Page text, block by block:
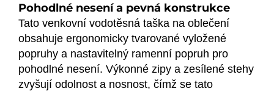
Pohodlné nesení a pevná konstrukce
Tato venkovní vodotěsná taška na oblečení
obsahuje ergonomicky tvarované vyložené
popruhy a nastavitelný ramenní popruh pro
pohodlné nesení. Výkonné zipy a zesílené stehy
zvyšují odolnost a nosnost, čímž se tato